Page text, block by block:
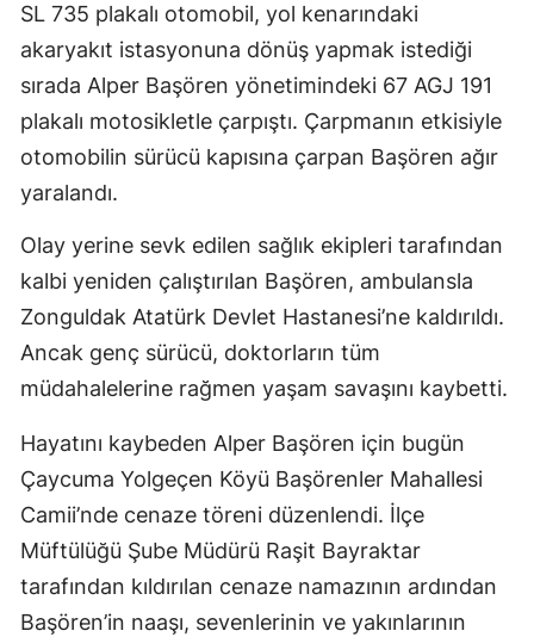
SL 735 plakalı otomobil, yol kenarındaki
akaryakıt istasyonuna dönüş yapmak istediği
sırada Alper Başören yönetimindeki 67 AGJ 191
plakalı motosikletle çarpıştı. Çarpmanın etkisiyle
otomobilin sürücü kapısına çarpan Başören ağır
yaralandı.
Olay yerine sevk edilen sağlık ekipleri tarafından
kalbi yeniden çalıştırılan Başören, ambulansla
Zonguldak Atatürk Devlet Hastanesi’ne kaldırıldı.
Ancak genç sürücü, doktorların tüm
müdahalelerine rağmen yaşam savaşını kaybetti.
Hayatını kaybeden Alper Başören için bugün
Çaycuma Yolgeçen Köyü Başörenler Mahallesi
Camii’nde cenaze töreni düzenlendi. İlçe
Müftülüğü Şube Müdürü Raşit Bayraktar
tarafından kıldırılan cenaze namazının ardından
Başören’in naaşı, sevenlerinin ve yakınlarının